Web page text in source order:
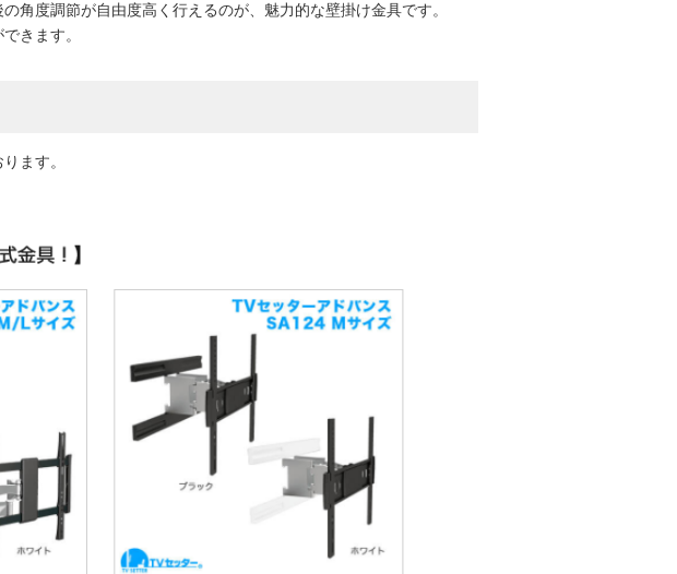
角度調節が自由度高く行えるのが、魅力的な壁掛け金具です。
きます。
ます。